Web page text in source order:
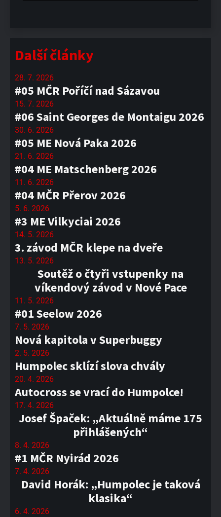
Další články
28. 7. 2026
#05 MČR Poříčí nad Sázavou
15. 7. 2026
#06 Saint Georges de Montaigu 2026
30. 6. 2026
#05 ME Nová Paka 2026
21. 6. 2026
#04 ME Matschenberg 2026
11. 6. 2026
#04 MČR Přerov 2026
5. 6. 2026
#3 ME Vilkyciai 2026
14. 5. 2026
3. závod MČR klepe na dveře
13. 5. 2026
Soutěž o čtyři vstupenky na
víkendový závod v Nové Pace
11. 5. 2026
#01 Seelow 2026
7. 5. 2026
Nová kapitola v Superbuggy
2. 5. 2026
Humpolec sklízí slova chvály
20. 4. 2026
Autocross se vrací do Humpolce!
17. 4. 2026
Josef Špaček: „Aktuálně máme 175
přihlášených“
8. 4. 2026
#1 MČR Nyirád 2026
7. 4. 2026
David Horák: „Humpolec je taková
klasika“
6. 4. 2026